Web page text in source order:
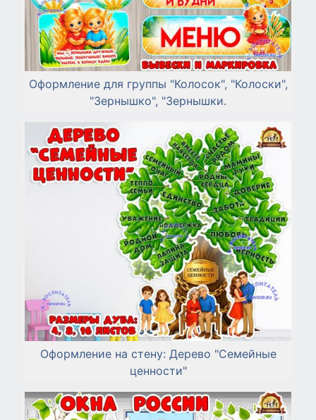
Оформление для группы "Колосок", "Колоски",
"Зернышко", "Зернышки.
Оформление на стену: Дерево "Семейные
ценности"